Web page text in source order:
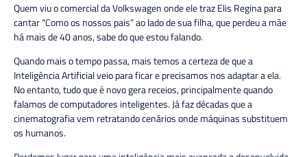
Quem viu o comercial da Volkswagen onde ele traz Elis Regina para
cantar “Como os nossos pais” ao lado de sua filha, que perdeu a mãe
há mais de 40 anos, sabe do que estou falando.
Quando mais o tempo passa, mais temos a certeza de que a
Inteligência Artificial veio para ficar e precisamos nos adaptar a ela.
No entanto, tudo que é novo gera receios, principalmente quando
falamos decomputadores inteligentes. Já faz décadas que a
cinematografia vem retratando cenários onde máquinas substituem
os humanos.